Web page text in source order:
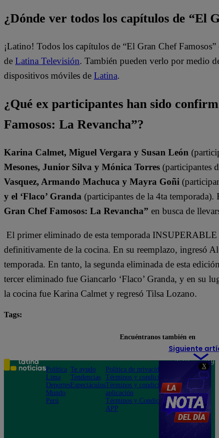
X
¿Dónde ver todos los capítulos de “El
¡Latino! Todos los capítulos de “El Gran Chef
de Latina Televisión. También pueden verlo por medio
dispositivos móviles de Latina.
¿Qué ex participantes han sido
Famosos: La Revancha”?
Karina Calmet, Miguel Vergara y Susan León
Mesones, Junior Silva y Mónica Torres (participantes
Vasquez, Armando Machuca y Mayra Goñi
y el ‘Flaco’ Granda (participantes de la 4ta temporada).
Gran Chef Famosos: La Revancha” en busca de
El primer eliminado de esta temporada
definitivamente de la cocina. En su reemplazo, ingresó
temporada. En tanto, la segunda eliminada de esta
tercer eliminado fue Giancarlo ‘Flaco’ Granda, y en su
la cocina fue Karina Calmet y regresó Tilsa Lozano.
Tags:
Siguiente
Encuéntranos también en
Política
Lima
Deportes
Mundo
Perú
Te ayudo
Tendencias
Espectáculos
Política de privacidad
Términos y condiciones
Términos y condiciones
aplicación
Términos y Condiciones
APP
Teléfono: 219
Av. San
Felipe 968
Jesús María